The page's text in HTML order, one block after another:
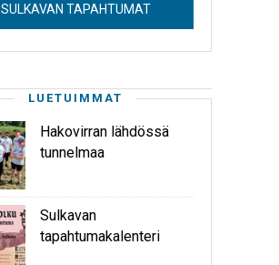
SULKAVAN TAPAHTUMAT
LUETUIMMAT
Hakovirran lähdössä
tunnelmaa
Sulkavan
tapahtumakalenteri